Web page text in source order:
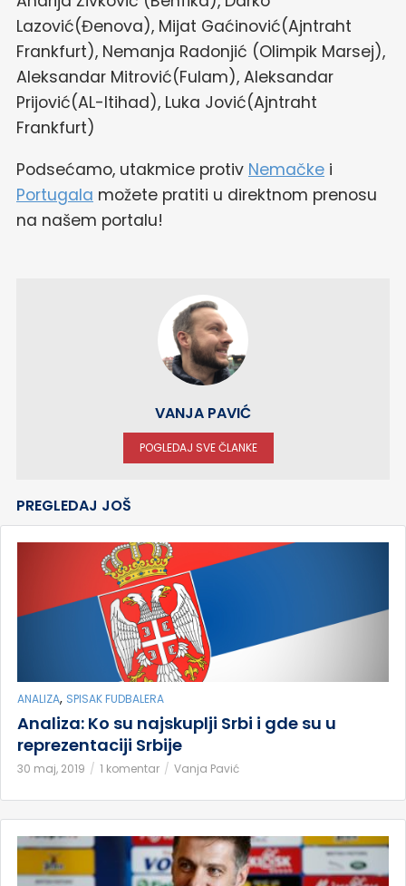
Lazović(Đenova), Mijat Gaćinović(Ajntraht
Frankfurt), Nemanja Radonjić (Olimpik Marsej),
Aleksandar Mitrović(Fulam), Aleksandar
Prijović(AL-Itihad), Luka Jović(Ajntraht
Frankfurt)
Podsećamo, utakmice protiv Nemačke i
Portugala možete pratiti u direktnom prenosu
na našem portalu!
VANJA PAVIĆ
POGLEDAJ SVE ČLANKE
PREGLEDAJ JOŠ
ANALIZA, SPISAK FUDBALERA
Analiza: Ko su najskuplji Srbi i gde su u
reprezentaciji Srbije
30 maj, 2019 1 komentar Vanja Pavić